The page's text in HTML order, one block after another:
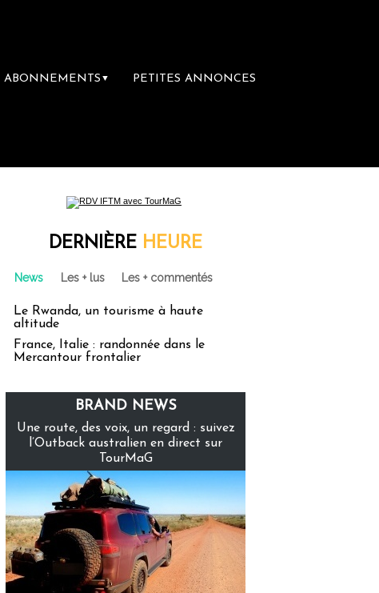
ABONNEMENTS ▼ PETITES ANNONCES
DERNIÈRE HEURE
News Les + lus Les + commentés
Le Rwanda, un tourisme à haute
altitude
France, Italie : randonnée dans le
Mercantour frontalier
BRAND NEWS
Une route, des voix, un regard : suivez
l’Outback australien en direct sur
TourMaG